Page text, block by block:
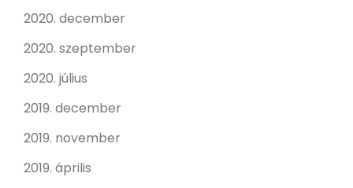
2020. december
2020. szeptember
2020. július
2019. december
2019. november
2019. április